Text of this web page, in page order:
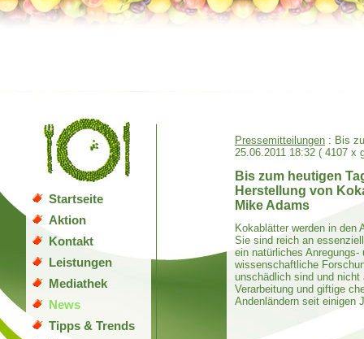
Startseite
Aktion
Kontakt
Leistungen
Mediathek
News
Tipps & Trends
Pressemitteilungen : Bis
25.06.2011 18:32 ( 4107 x
Bis zum heutigen
Herstellung von
Mike Adams
Kokablätter werden in den
Sie sind reich an
ein natürliches
wissenschaftliche
unschädlich sind und
Verarbeitung und giftige
Andenländern seit einigen